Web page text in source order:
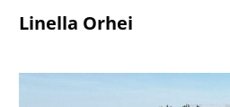
Linella Orhei